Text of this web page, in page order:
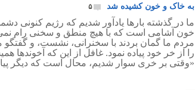
به خاک و خون کشیده شد
۵
ما در گذشته بارها یادآور شدیم که رژیم کنونی
خون آشامی است که با هیچ منطق و سخنی رام
مردم ما گمان بردند با سخنرانی، نشست، و گفتگو
را از خر خود پیاده نمود. غافل از این که آخوندها
«وقتی بر خری سوار شدیم، محال است که دیگر